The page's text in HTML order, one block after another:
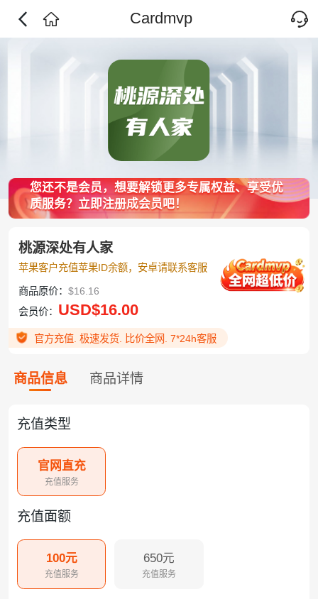
Cardmvp
您还不是会员，想要解锁更多专属权益、享受优
质服务？立即注册成会员吧！
桃源深处有人家
苹果客户充值苹果ID余额，安卓请联系客服
商品原价：$16.16
会员价： USD$16.00
官方充值. 极速发货. 比价全网. 7*24h客服
商品信息 商品详情
充值类型
官网直充
充值服务
充值面额
100元
充值服务
650元
充值服务